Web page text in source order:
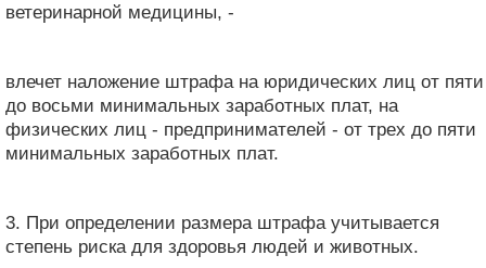
ветеринарной медицины, -
влечет наложение штрафа на юридических лиц от пяти
до восьми минимальных заработных плат, на
физических лиц - предпринимателей - от трех до пяти
минимальных заработных плат.
3. При определении размера штрафа учитывается
степень риска для здоровья людей и животных.